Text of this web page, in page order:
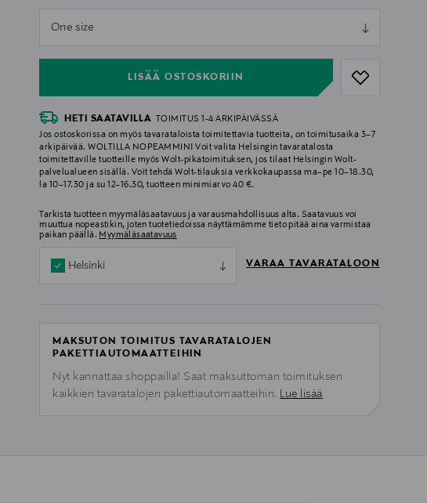
One size
LISÄÄ OSTOSKORIIN
null
HETI SAATAVILLA
TOIMITUS 1-4 ARKIPÄIVÄSSÄ
Jos ostoskorissa on myös tavarataloista toimitettavia tuotteita, on toimitusaika 3–7
arkipäivää. WOLTILLA NOPEAMMIN! Voit valita Helsingin tavaratalosta
toimitettaville tuotteille myös Wolt-pikatoimituksen, jos tilaat Helsingin Wolt-
palvelualueen sisällä. Voit tehdä Wolt-tilauksia verkkokaupassa ma–pe 10–18.30,
la 10–17.30 ja su 12–16.30, tuotteen minimiarvo 40 €.
Tarkista tuotteen myymäläsaatavuus ja varausmahdollisuus alta. Saatavuus voi
muuttua nopeastikin, joten tuotetiedoissa näyttämämme tieto pitää aina varmistaa
paikan päällä. Myymäläsaatavuus
Helsinki VARAA TAVARATALOON
MAKSUTON TOIMITUS TAVARATALOJEN
PAKETTIAUTOMAATTEIHIN
Nyt kannattaa shoppailla! Saat maksuttoman toimituksen
kaikkien tavaratalojen pakettiautomaatteihin. Lue lisää